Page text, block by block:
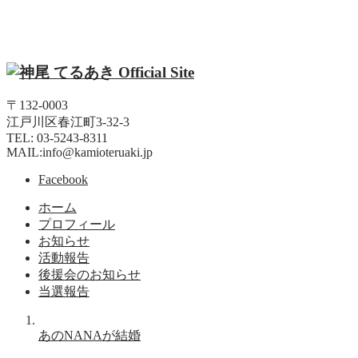
〒132-0003
江戸川区春江町3-32-3
TEL: 03-5243-8311
MAIL:info@kamioteruaki.jp
Facebook
ホーム
プロフィール
お知らせ
活動報告
後援会のお知らせ
当選報告
あのNANAが結婚